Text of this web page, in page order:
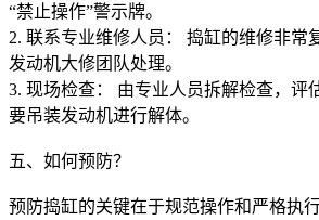
“禁止操作”警示牌。
2. 联系专业维修人员： 捣缸的维修非常
发动机大修团队处理。
3. 现场检查： 由专业人员拆解检查，评
要吊装发动机进行解体。
五、如何预防？
预防捣缸的关键在于规范操作和严格执